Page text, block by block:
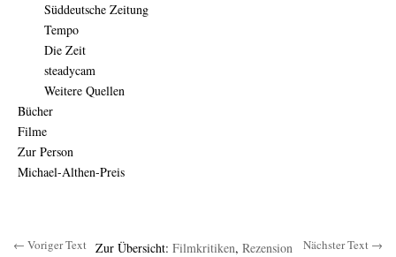
Süddeutsche Zeitung
Tempo
Die Zeit
steadycam
Weitere Quellen
Bücher
Filme
Zur Person
Michael-Althen-Preis
← Voriger Text Zur Übersicht: Filmkritiken, Rezension Nächster Text →